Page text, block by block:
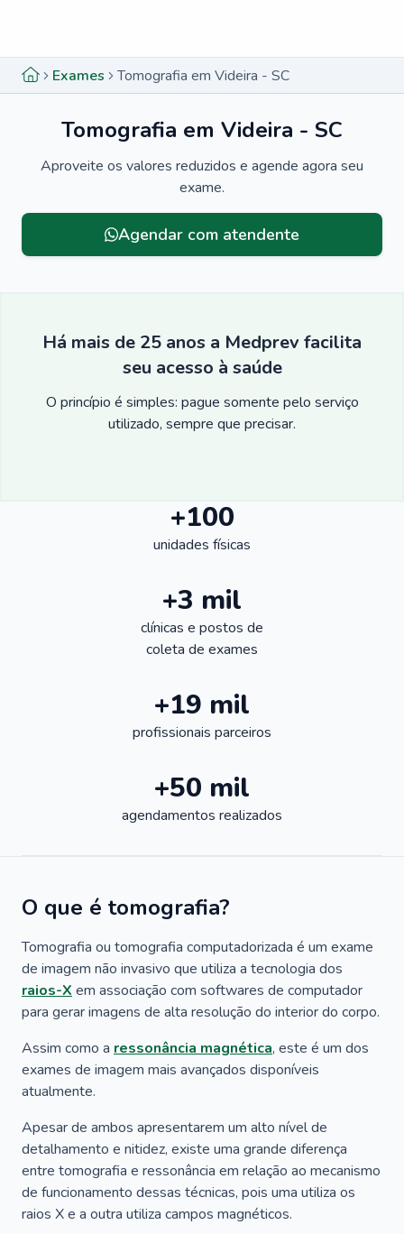
Exames Tomografia em Videira - SC
Tomografia em Videira - SC
Aproveite os valores reduzidos e agende agora seu
exame.
Agendar com atendente
Há mais de 25 anos a Medprev facilita
seu acesso à saúde
O princípio é simples: pague somente pelo serviço
utilizado, sempre que precisar.
+100
unidades físicas
+3 mil
clínicas e postos de
coleta de exames
+19 mil
profissionais parceiros
+50 mil
agendamentos realizados
O que é tomografia?
Tomografia ou tomografia computadorizada é um exame
de imagem não invasivo que utiliza a tecnologia dos
raios-X em associação com softwares de computador
para gerar imagens de alta resolução do interior do corpo.
Assim como a ressonância magnética, este é um dos
exames de imagem mais avançados disponíveis
atualmente.
Apesar de ambos apresentarem um alto nível de
detalhamento e nitidez, existe uma grande diferença
entre tomografia e ressonância em relação ao mecanismo
de funcionamento dessas técnicas, pois uma utiliza os
raios X e a outra utiliza campos magnéticos.